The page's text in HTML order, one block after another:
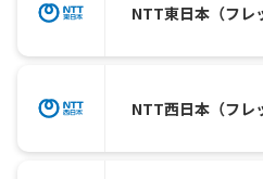
NTT東日本（フレ
NTT西日本（フレ